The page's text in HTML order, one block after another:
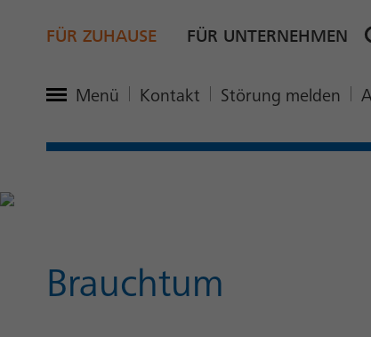
FÜR ZUHAUSE FÜR UNTERNEHMEN
Menü
Hauptmenü öffnen
Kontakt Störung melden
Brauchtum